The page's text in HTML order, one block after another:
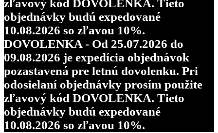
zľavový kód DOVOLENKA. Tieto
objednávky budú expedované
10.08.2026 so zľavou 10%.
DOVOLENKA - Od 25.07.2026 do
09.08.2026 je expedícia objednávok
pozastavená pre letnú dovolenku. Pri
odosielaní objednávky prosím použite
zľavový kód DOVOLENKA. Tieto
objednávky budú expedované
10.08.2026 so zľavou 10%.